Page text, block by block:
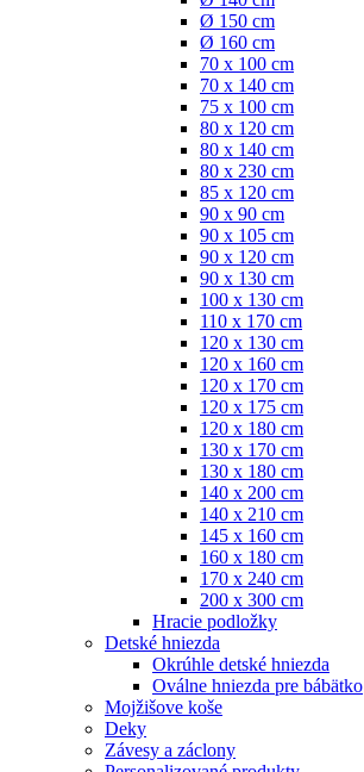
Ø 150 cm
Ø 160 cm
70 x 100 cm
70 x 140 cm
75 x 100 cm
80 x 120 cm
80 x 140 cm
80 x 230 cm
85 x 120 cm
90 x 90 cm
90 x 105 cm
90 x 120 cm
90 x 130 cm
100 x 130 cm
110 x 170 cm
120 x 130 cm
120 x 160 cm
120 x 170 cm
120 x 175 cm
120 x 180 cm
130 x 170 cm
130 x 180 cm
140 x 200 cm
140 x 210 cm
145 x 160 cm
160 x 180 cm
170 x 240 cm
200 x 300 cm
Hracie podložky
Detské hniezda
Okrúhle detské hniezda
Oválne hniezda pre bábätko
Mojžišove koše
Deky
Závesy a záclony